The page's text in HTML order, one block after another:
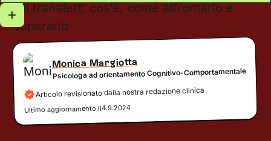
Monica Margiotta
Psicologa ad orientamento Cognitivo-Comportamentale
Articolo revisionato dalla nostra redazione clinica
Ultimo aggiornamento il4.9.2024